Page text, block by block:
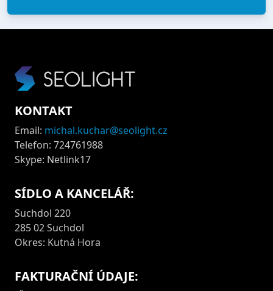
KONTAKT
Email: michal.kuchar@seolight.cz
Telefon: 724761988
Skype: Netlink17
SÍDLO A KANCELÁŘ:
Suchdol 220
285 02 Suchdol
Okres: Kutná Hora
FAKTURAČNÍ ÚDAJE: